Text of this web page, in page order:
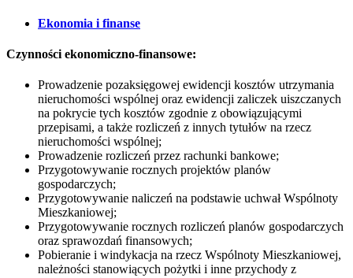
Ekonomia i finanse
Czynności ekonomiczno-finansowe:
Prowadzenie pozaksięgowej ewidencji kosztów utrzymania
nieruchomości wspólnej oraz ewidencji zaliczek uiszczanych
na pokrycie tych kosztów zgodnie z obowiązującymi
przepisami, a także rozliczeń z innych tytułów na rzecz
nieruchomości wspólnej;
Prowadzenie rozliczeń przez rachunki bankowe;
Przygotowywanie rocznych projektów planów
gospodarczych;
Przygotowywanie naliczeń na podstawie uchwał Wspólnoty
Mieszkaniowej;
Przygotowywanie rocznych rozliczeń planów gospodarczych
oraz sprawozdań finansowych;
Pobieranie i windykacja na rzecz Wspólnoty Mieszkaniowej,
należności stanowiących pożytki i inne przychody z